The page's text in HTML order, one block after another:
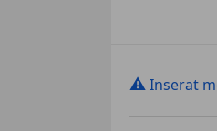
⚠ Inserat